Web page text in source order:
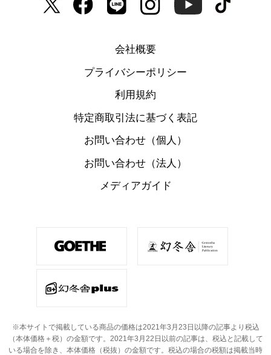
会社概要
プライバシーポリシー
利用規約
特定商取引法に基づく表記
お問い合わせ（個人）
お問い合わせ（法人）
メディアガイド
※本サイトで掲載している商品の価格は2021年3月23日以降の記事より税込
（本体価格＋税）の金額です。 2021年3月22日以前の記事は、税込と記載して
いる場合を除き、本体価格（税抜）の金額です。 税込の場合の税額は掲載当時